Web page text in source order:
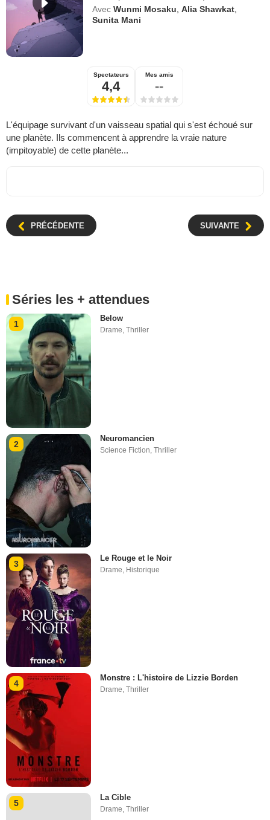
Avec Wunmi Mosaku,Alia Shawkat,
Sunita Mani
Spectateurs
4,4
Mes amis
--
L'équipage survivant d'un vaisseau spatial qui s'est échoué sur
une planète. Ils commencent à apprendre la vraie nature
(impitoyable) de cette planète...
PRÉCÉDENTE SUIVANTE
Séries les + attendues
1
Below
Drame,Thriller
2
Neuromancien
Science Fiction ,Thriller
3
Le Rouge et le Noir
Drame, Historique
4
Monstre : L'histoire de Lizzie Borden
Drame,Thriller
5
La Cible
Drame,Thriller